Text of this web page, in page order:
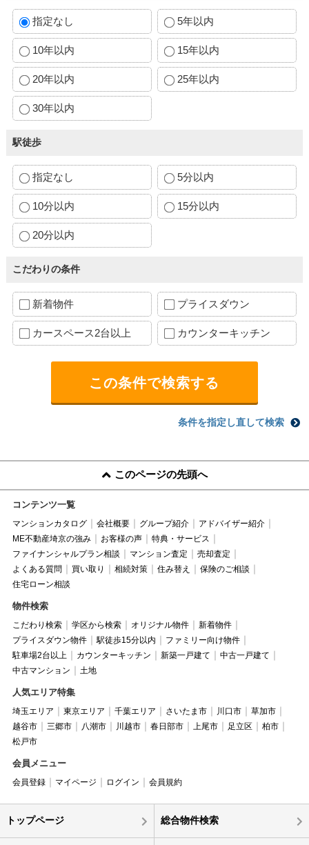
指定なし 5年以内
10年以内 15年以内
20年以内 25年以内
30年以内
駅徒歩
指定なし 5分以内
10分以内 15分以内
20分以内
こだわりの条件
新着物件 プライスダウン
カースペース2台以上 カウンターキッチン
条件を指定し直して検索
このページの先頭へ
コンテンツ一覧
マンションカタログ 会社概要 グループ紹介
アドバイザー紹介
ME不動産埼京の強み
お客様の声
特典・サービス
ファイナンシャルプラン相談
マンション査定
売却査定
よくある質問
買い取り 相続対策 住み替え
保険のご相談
住宅ローン相談
物件検索
こだわり検索 学区から検索 オリジナル物件
新着物件
プライスダウン物件
駅徒歩15分以内
ファミリー向け物件
駐車場2台以上
カウンターキッチン 新築一戸建て
中古一戸建て
中古マンション
土地
人気エリア特集
埼玉エリア 東京エリア 千葉エリア さいたま市 川口市
草加市
越谷市
三郷市 八潮市 川越市 春日部市 上尾市 足立区
柏市
松戸市
会員メニュー
会員登録 マイページ ログイン 会員規約
トップページ 総合物件検索